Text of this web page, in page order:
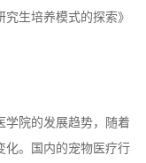
生培养模式的探索》
学院的发展趋势，随着
化。国内的宠物医疗行